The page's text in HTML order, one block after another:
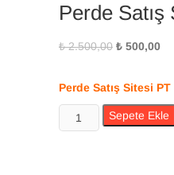
Perde
₺2.500,00 Orijinal
₺ 2.500,00.
₺ 500,00Şu
Perde Satış Sitesi PT
Perde
Satış
Sepete Ekle